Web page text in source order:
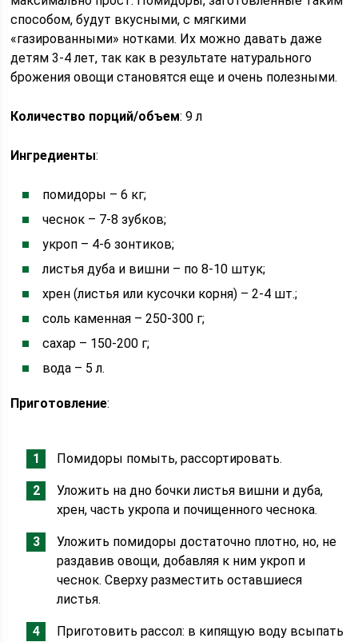
способом, будут вкусными, с мягкими
«газированными» нотками. Их можно давать даже
детям 3-4 лет, так как в результате натурального
брожения овощи становятся еще и очень полезными.
Количество порций/объем: 9 л
Ингредиенты:
помидоры – 6 кг;
чеснок – 7-8 зубков;
укроп – 4-6 зонтиков;
листья дуба и вишни – по 8-10 штук;
хрен (листья или кусочки корня) – 2-4 шт.;
соль каменная – 250-300 г;
сахар – 150-200 г;
вода – 5 л.
Приготовление:
Помидоры помыть, рассортировать.
Уложить на дно бочки листья вишни и дуба,
хрен, часть укропа и почищенного чеснока.
Уложить помидоры достаточно плотно, но, не
раздавив овощи, добавляя к ним укроп и
чеснок. Сверху разместить оставшиеся
листья.
Приготовить рассол: в кипящую воду всыпать